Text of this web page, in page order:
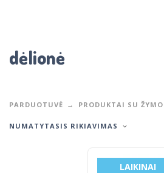
dėlionė
PARDUOTUVĖ PRODUKTAI SU
NUMATYTASIS RIKIAVIMAS
LAIKINAI